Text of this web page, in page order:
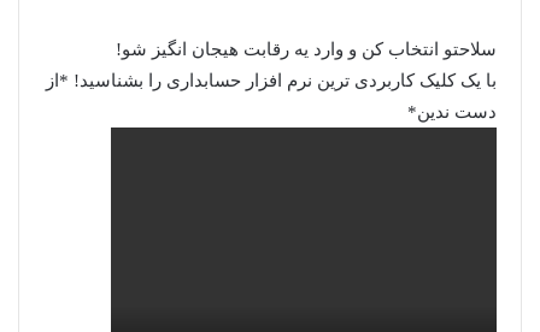
سلاحتو انتخاب کن و وارد یه رقابت هیجان انگیز شو!
با یک کلیک کاربردی ترین نرم افزار حسابداری را بشناسید! *از
دست ندین*